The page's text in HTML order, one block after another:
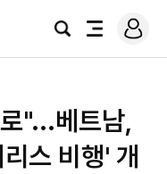
검
전
로
그
"...베트남,
스 비행' 개